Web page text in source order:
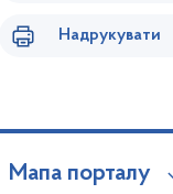
Надрукувати
Мапа порталу